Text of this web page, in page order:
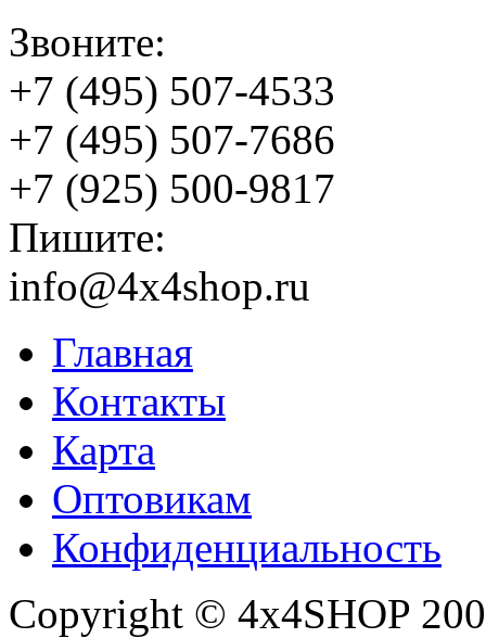
Звоните:
+7 (495) 507-4533
+7 (495) 507-7686
+7 (925) 500-9817
Пишите:
info@4x4shop.ru
Главная
Контакты
Карта
Оптовикам
Конфиденциальность
Copyright © 4x4SHOP